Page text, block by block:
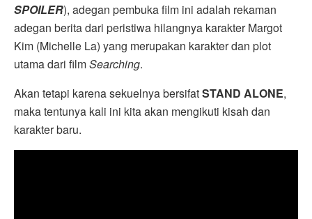
SPOILER), adegan pembuka film ini adalah rekaman
adegan berita dari peristiwa hilangnya karakter Margot
Kim (Michelle La) yang merupakan karakter dan plot
utama dari filmSearching.
Akan tetapi karena sekuelnya bersifatSTAND ALONE,
maka tentunya kali ini kita akan mengikuti kisah dan
karakter baru.